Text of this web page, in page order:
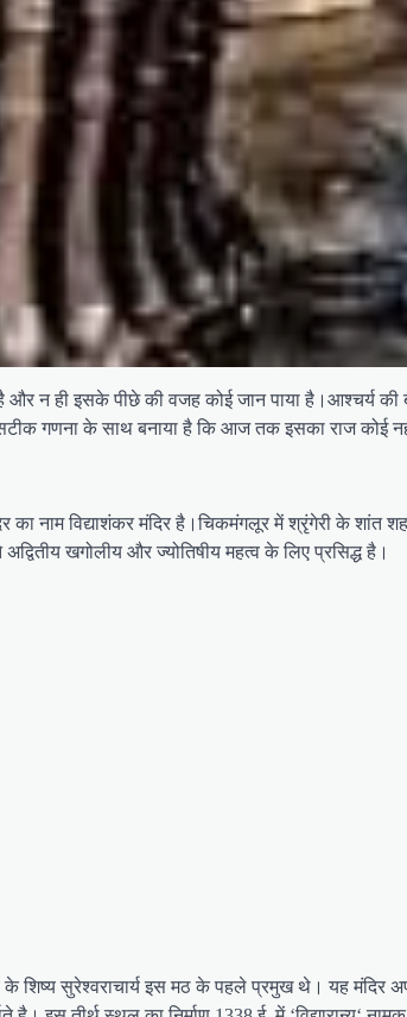
न ही इसके पीछे की वजह कोई जान पाया है।आश्चर्य
गणना के साथ बनाया है कि आज तक इसका राज कोई
नाम विद्याशंकर मंदिर है।चिकमंगलूर में श्रृंगेरी के शांत
खगोलीय और ज्योतिषीय महत्व के लिए प्रसिद्ध है।
के शिष्य सुरेश्वराचार्य इस मठ के पहले प्रमुख थे। यह